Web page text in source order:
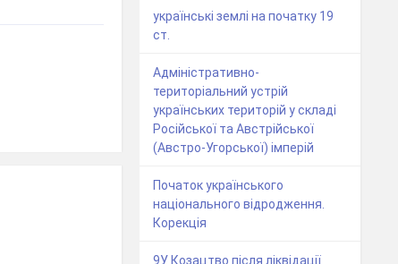
українські землі на початку 19
ст.
Адміністративно-
територіальний устрій
українських територій у складі
Російської та Австрійської
(Австро-Угорської) імперій
Початок українського
національного відродження.
Корекція
9У Козацтво після ліквідації